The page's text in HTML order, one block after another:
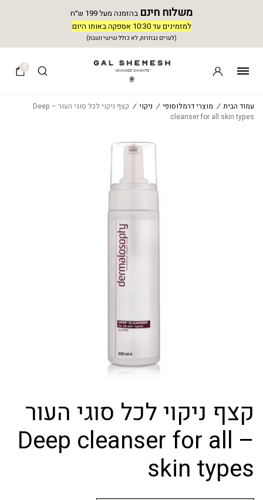
משלוח חינם בהזמנה מעל 199 ש״ח
למזמינים עד 10:30 אספקה באותו היום
(לערים נבחרות, לא כולל שישי ושבת)
0
עמוד הבית / מוצרי דרמלוסופי / ניקוי /
קצף ניקוי לכל סוגי העור – Deep
cleanser for all skin types
קצף ניקוי לכל סוגי העור
– Deep cleanser for all
skin types